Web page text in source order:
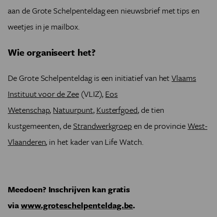
aan de Grote Schelpenteldag een nieuwsbrief met tips en
weetjes in je mailbox.
Wie organiseert het?
De Grote Schelpenteldag is een initiatief van hetVlaams
Instituut voor de Zee(VLIZ), Eos
Wetenschap, Natuurpunt, Kusterfgoed, de tien
kustgemeenten, deStrandwerkgroepen de provincie West-
Vlaanderen, in het kader van Life Watch.
Meedoen? Inschrijven kan gratis
viawww.groteschelpenteldag.be.